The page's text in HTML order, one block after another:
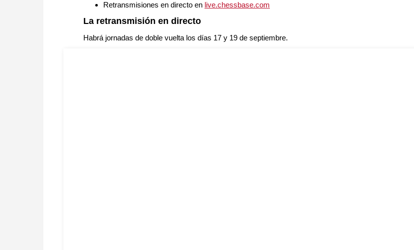
Retransmisiones en directo en live.chessbase.com
La retransmisión en directo
Habrá jornadas de doble vuelta los días 17 y 19 de septiembre.